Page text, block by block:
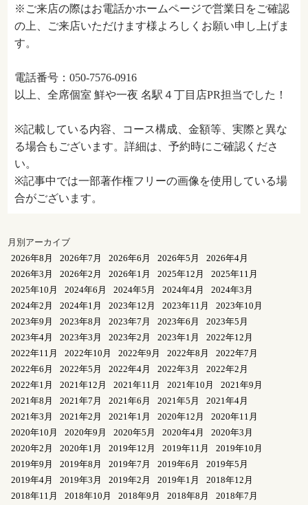
※ご来店の際はお電話かホームページで営業日をご確認
の上、ご来店いただけます様よろしくお願い申し上げま
す。
電話番号：050-7576-0916
以上、全席個室 鮮や一夜 名駅４丁目店PR担当でした！
※記載している内容、コース構成、金額等、実際と異な
る場合もございます。詳細は、予約時にご確認くださ
い。
※記事中では一部著作権フリーの画像を使用している場
合がございます。
月別アーカイブ
2026年8月
2026年7月 2026年6月 2026年5月
2026年4月
2026年3月
2026年2月 2026年1月 2025年12月
2025年11月
2025年10月
2024年6月 2024年5月 2024年4月
2024年3月
2024年2月
2024年1月 2023年12月 2023年11月
2023年10月
2023年9月
2023年8月 2023年7月 2023年6月
2023年5月
2023年4月
2023年3月 2023年2月 2023年1月
2022年12月
2022年11月
2022年10月 2022年9月 2022年8月
2022年7月
2022年6月
2022年5月 2022年4月 2022年3月
2022年2月
2022年1月
2021年12月 2021年11月 2021年10月
2021年9月
2021年8月
2021年7月 2021年6月 2021年5月
2021年4月
2021年3月
2021年2月 2021年1月 2020年12月
2020年11月
2020年10月
2020年9月 2020年5月 2020年4月
2020年3月
2020年2月
2020年1月 2019年12月 2019年11月
2019年10月
2019年9月
2019年8月 2019年7月 2019年6月
2019年5月
2019年4月
2019年3月 2019年2月 2019年1月
2018年12月
2018年11月
2018年10月 2018年9月 2018年8月
2018年7月